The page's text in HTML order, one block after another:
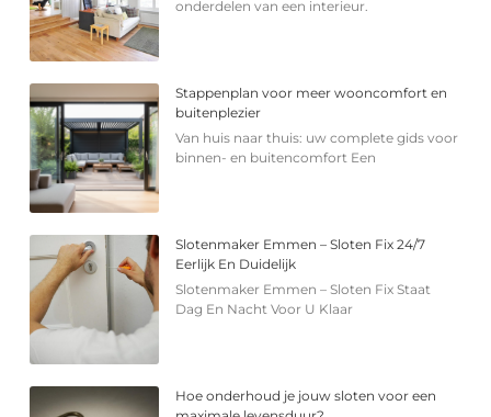
onderdelen van een interieur.
Stappenplan voor meer wooncomfort en
buitenplezier
Van huis naar thuis: uw complete gids voor
binnen- en buitencomfort Een
Slotenmaker Emmen – Sloten Fix 24/7
Eerlijk En Duidelijk
Slotenmaker Emmen – Sloten Fix Staat
Dag En Nacht Voor U Klaar
Hoe onderhoud je jouw sloten voor een